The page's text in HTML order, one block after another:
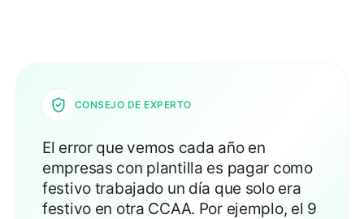
CONSEJO DE EXPERTO
El error que vemos cada año en
empresas con plantilla es pagar como
festivo trabajado un día que solo era
festivo en otra CCAA. Por ejemplo, el 9